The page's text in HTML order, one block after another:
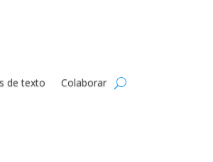
de texto Colaborar